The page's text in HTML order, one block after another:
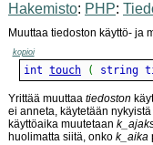
Hakemisto: PHP:
Muuttaa tiedoston käyttö- ja
kopioi
int touch ( string
Yrittää muuttaa tiedoston
ei anneta, käytetään
käyttöaika muutetaan
huolimatta siitä, onko k_aika